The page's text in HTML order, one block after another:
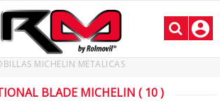
MICHELIN METALICAS
BLADE MICHELIN ( 10 )